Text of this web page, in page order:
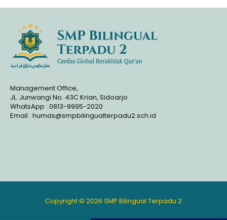
Management Office,
JL. Junwangi No. 43C Krian, Sidoarjo
WhatsApp : 0813-9995-2020
Email : humas@smpbilingualterpadu2.sch.id
Copyright © 2026 SMP Bilingual Terpadu 2